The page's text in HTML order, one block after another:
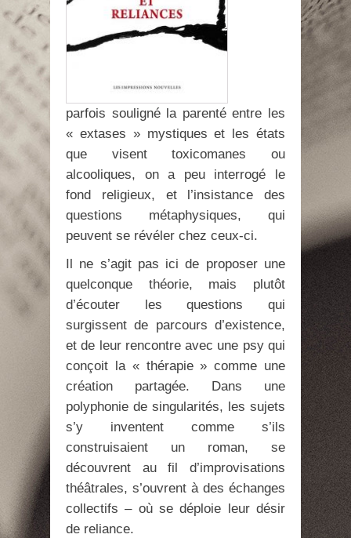
parfois souligné la parenté entre les
« extases » mystiques et les états
que visent toxicomanes ou
alcooliques, on a peu interrogé le
fond religieux, et l’insistance des
questions métaphysiques, qui
peuvent se révéler chez ceux-ci.
Il ne s’agit pas ici de proposer une
quelconque théorie, mais plutôt
d’écouter les questions qui
surgissent de parcours d’existence,
et de leur rencontre avec une psy qui
conçoit la « thérapie » comme une
création partagée. Dans une
polyphonie de singularités, les sujets
s’y inventent comme s’ils
construisaient un roman, se
découvrent au fil d’improvisations
théâtrales, s’ouvrent à des échanges
collectifs – où se déploie leur désir
de reliance.